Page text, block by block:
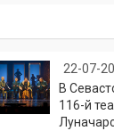
22-07-
В
116-й